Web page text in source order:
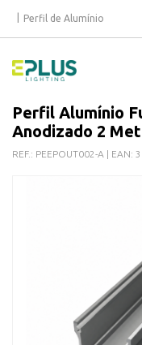
Perfil de Alumínio
Perfil Alumínio
Anodizado 2
REF.: PEEPOUT002-A | EAN: